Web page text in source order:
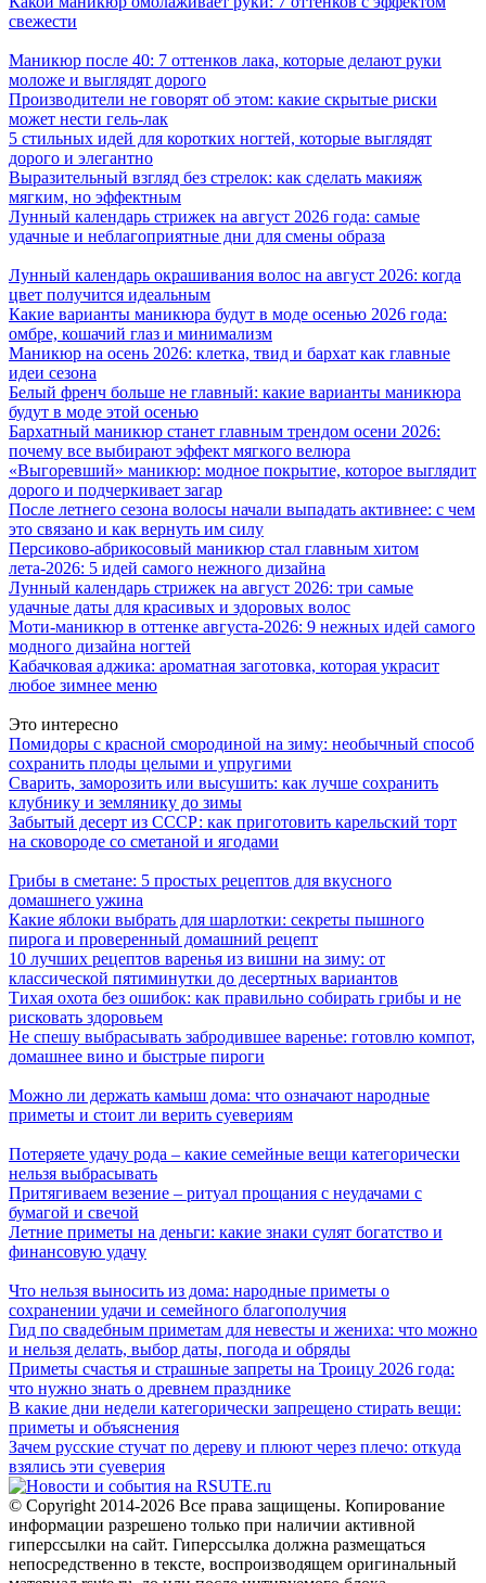
свежести
Маникюр после 40: 7 оттенков лака, которые делают руки
моложе и выглядят дорого
Производители не говорят об этом: какие скрытые риски
может нести гель-лак
5 стильных идей для коротких ногтей, которые выглядят
дорого и элегантно
Выразительный взгляд без стрелок: как сделать макияж
мягким, но эффектным
Лунный календарь стрижек на август 2026 года: самые
удачные и неблагоприятные дни для смены образа
Лунный календарь окрашивания волос на август 2026: когда
цвет получится идеальным
Какие варианты маникюра будут в моде осенью 2026 года:
омбре, кошачий глаз и минимализм
Маникюр на осень 2026: клетка, твид и бархат как главные
идеи сезона
Белый френч больше не главный: какие варианты маникюра
будут в моде этой осенью
Бархатный маникюр станет главным трендом осени 2026:
почему все выбирают эффект мягкого велюра
«Выгоревший» маникюр: модное покрытие, которое выглядит
дорого и подчеркивает загар
После летнего сезона волосы начали выпадать активнее: с чем
это связано и как вернуть им силу
Персиково-абрикосовый маникюр стал главным хитом
лета-2026: 5 идей самого нежного дизайна
Лунный календарь стрижек на август 2026: три самые
удачные даты для красивых и здоровых волос
Моти-маникюр в оттенке августа-2026: 9 нежных идей самого
модного дизайна ногтей
Кабачковая аджика: ароматная заготовка, которая украсит
любое зимнее меню
Это интересно
Помидоры с красной смородиной на зиму: необычный способ
сохранить плоды целыми и упругими
Сварить, заморозить или высушить: как лучше сохранить
клубнику и землянику до зимы
Забытый десерт из СССР: как приготовить карельский торт
на сковороде со сметаной и ягодами
Грибы в сметане: 5 простых рецептов для вкусного
домашнего ужина
Какие яблоки выбрать для шарлотки: секреты пышного
пирога и проверенный домашний рецепт
10 лучших рецептов варенья из вишни на зиму: от
классической пятиминутки до десертных вариантов
Тихая охота без ошибок: как правильно собирать грибы и не
рисковать здоровьем
Не спешу выбрасывать забродившее варенье: готовлю компот,
домашнее вино и быстрые пироги
Можно ли держать камыш дома: что означают народные
приметы и стоит ли верить суевериям
Потеряете удачу рода – какие семейные вещи категорически
нельзя выбрасывать
Притягиваем везение – ритуал прощания с неудачами с
бумагой и свечой
Летние приметы на деньги: какие знаки сулят богатство и
финансовую удачу
Что нельзя выносить из дома: народные приметы о
сохранении удачи и семейного благополучия
Гид по свадебным приметам для невесты и жениха: что можно
и нельзя делать, выбор даты, погода и обряды
Приметы счастья и страшные запреты на Троицу 2026 года:
что нужно знать о древнем празднике
В какие дни недели категорически запрещено стирать вещи:
приметы и объяснения
Зачем русские стучат по дереву и плюют через плечо: откуда
взялись эти суеверия
© Copyright 2014-2026 Все права защищены. Копирование
информации разрешено только при наличии активной
гиперссылки на сайт. Гиперссылка должна размещаться
непосредственно в тексте, воспроизводящем оригинальный